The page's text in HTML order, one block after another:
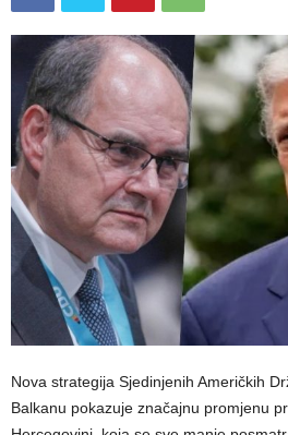
Nova strategija Sjedinjenih Američkih
Balkanu pokazuje značajnu promjenu